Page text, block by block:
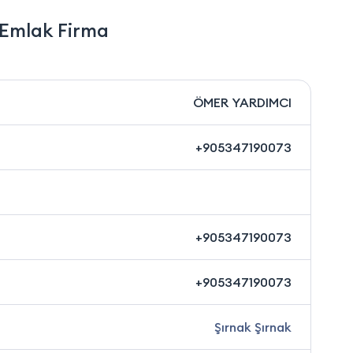
Firma
ÖMER YARDIMCI
+905347190073
+905347190073
+905347190073
Şırnak Şırnak